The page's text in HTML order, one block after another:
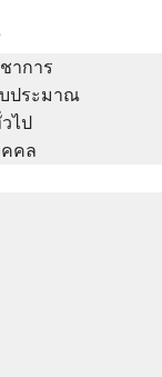
าการ
ประมาณ
ไป
คล